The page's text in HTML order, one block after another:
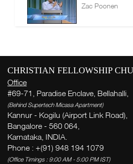
Zac Poonen
CHRISTIAN FELLOWSHIP
Office
#69-71, Paradise Enclave, Bellahalli,
(Behind Supertech Micasa Apartment)
Kannur - Kogilu (Airport Link Road),
Bangalore - 560 064,
Karnataka, INDIA.
Phone : +(91) 948 194 1079
(Office Timings : 9:00 AM - 5:00 PM IST)